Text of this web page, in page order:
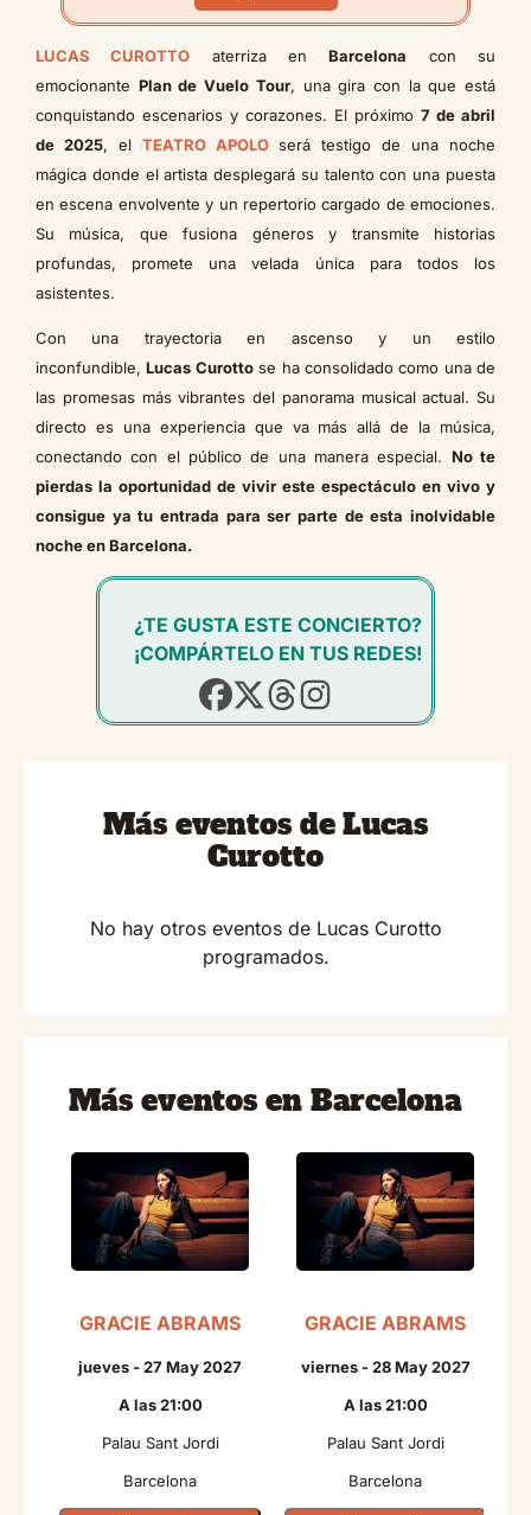
LUCAS CUROTTO aterriza enBarcelona con su
emocionante Plan de Vuelo Tour, una gira con la que está
conquistando escenarios y corazones. El próximo 7 de abril
de 2025, el TEATRO APOLOserá testigo de una noche
mágica donde el artista desplegará su talento con una puesta
en escena envolvente y un repertorio cargado de emociones.
Su música, que fusiona géneros y transmite historias
profundas, promete una velada única para todos los
asistentes.
Con una trayectoria en ascenso y un estilo
inconfundible,Lucas Curottose ha consolidado como una de
las promesas más vibrantes del panorama musical actual. Su
directo es una experiencia que va más allá de la música,
conectando con el público de una manera especial. No te
pierdas la oportunidad de vivir este espectáculo en vivo y
consigue ya tu entrada para ser parte de esta inolvidable
noche en Barcelona.
¿TE GUSTA ESTE CONCIERTO?
¡COMPÁRTELO EN TUS REDES!
Más eventos de Lucas
Curotto
No hay otros eventos de Lucas Curotto
programados.
Más eventos en Barcelona
GRACIE ABRAMS
jueves - 27 May 2027
A las 21:00
Palau Sant Jordi
Barcelona
GRACIE ABRAMS
viernes - 28 May 2027
A las 21:00
Palau Sant Jordi
Barcelona